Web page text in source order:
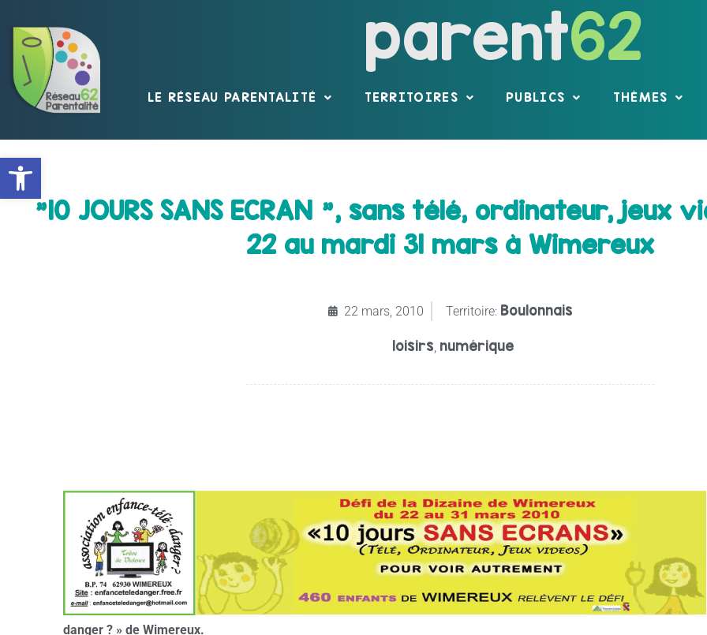
Ouvrir la barre d’outils
parent62
LE RÉSEAU PARENTALITÉ TERRITOIRES PUBLICS THÈMES
"10 JOURS SANS ECRAN ", sans télé, ordinateur, jeux
22 au mardi 31 mars à Wimereux
22 mars, 2010 Territoire: Boulonnais
loisirs numérique
danger ? » de Wimereux.